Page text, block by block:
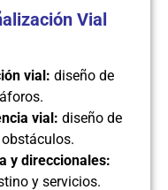
Vial
vial: diseño de
vial: diseño de
y direccionales:
y servicios.